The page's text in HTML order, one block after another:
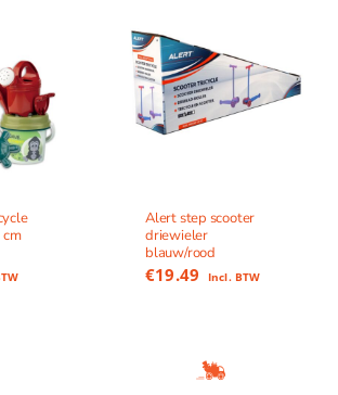
Alert step scooter
driewieler
blauw/rood
€19.49 Incl. BTW